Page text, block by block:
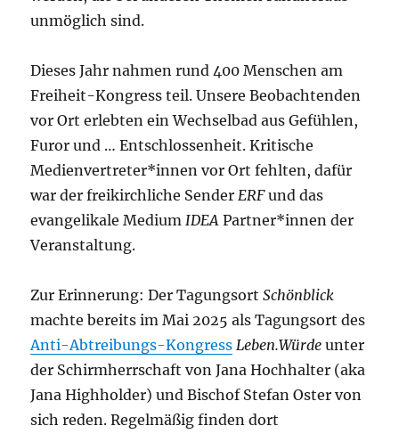
unmöglich sind.
Dieses Jahr nahmen rund 400 Menschen am
Freiheit-Kongress teil. Unsere Beobachtenden
vor Ort erlebten ein Wechselbad aus Gefühlen,
Furor und … Entschlossenheit. Kritische
Medienvertreter*innen vor Ort fehlten, dafür
war der freikirchliche Sender ERFund das
evangelikale Medium IDEA Partner*innen der
Veranstaltung.
Zur Erinnerung: Der TagungsortSchönblick
machte bereits im Mai 2025 als Tagungsort des
Anti-Abtreibungs-Kongress Leben.Würde unter
der Schirmherrschaft von Jana Hochhalter (aka
Jana Highholder) und Bischof Stefan Oster von
sich reden. Regelmäßig finden dort